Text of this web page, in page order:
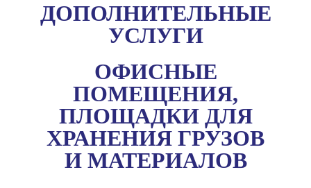
ДОПОЛНИТЕЛЬНЫЕ
УСЛУГИ
ОФИСНЫЕ
ПОМЕЩЕНИЯ,
ПЛОЩАДКИ ДЛЯ
ХРАНЕНИЯ ГРУЗОВ
И МАТЕРИАЛОВ